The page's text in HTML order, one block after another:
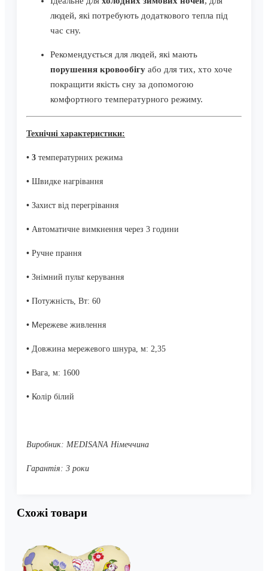
людей, які потребують додаткового тепла під
час сну.
Рекомендується для людей, які мають
порушення кровообігу або для тих, хто хоче
покращити якість сну за допомогою
комфортного температурного режиму.
Технічні характеристики:
• 3 температурних режима
• Швидке нагрівання
• Захист від перегрівання
• Автоматичне вимкнення через 3 години
• Ручне прання
• Знімний пульт керування
• Потужність, Вт: 60
• Мережеве живлення
• Довжина мережевого шнура, м: 2,35
• Вага, м: 1600
• Колір білий
Виробник: MEDISANA Німеччина
Гарантія: 3 роки
Схожі товари